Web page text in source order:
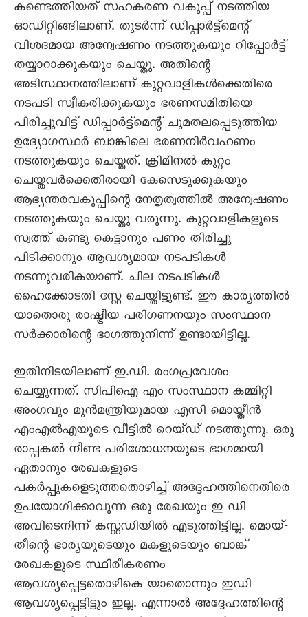
കണ്ടെത്തിയത് സഹകരണ വകുപ്പ് നടത്തിയ
ഓഡിറ്റിങ്ങിലാണ്. തുടർന്ന് ഡിപ്പാർട്ട്മെന്റ്
വിശദമായ അന്വേഷണം നടത്തുകയും റിപ്പോർട്ട്
തയ്യാറാക്കുകയും ചെയ്തു. അതിന്റെ
അടിസ്ഥാനത്തിലാണ് കുറ്റവാളികൾക്കെതിരെ
നടപടി സ്വീകരിക്കുകയും ഭരണസമിതിയെ
പിരിച്ചുവിട്ട് ഡിപ്പാർട്ട്മെന്റ് ചുമതലപ്പെടുത്തിയ
ഉദ്യോഗസ്ഥർ ബാങ്കിലെ ഭരണനിർവഹണം
നടത്തുകയും ചെയ്തത്. ക്രിമിനൽ കുറ്റം
ചെയ്തവർക്കെതിരായി കേസെടുക്കുകയും
ആഭ്യന്തരവകുപ്പിന്റെ നേതൃത്വത്തിൽ അന്വേഷണം
നടത്തുകയും ചെയ്തു വരുന്നു. കുറ്റവാളികളുടെ
സ്വത്ത് കണ്ടു കെട്ടാനും പണം തിരിച്ചു
പിടിക്കാനും ആവശ്യമായ നടപടികൾ
നടന്നുവരികയാണ്. ചില നടപടികൾ
ഹൈക്കോടതി സ്റ്റേ ചെയ്തിട്ടുണ്ട്. ഈ കാര്യത്തിൽ
യാതൊരു രാഷ്ട്രീയ പരിഗണനയും സംസ്ഥാന
സർക്കാരിന്റെ ഭാഗത്തുനിന്ന് ഉണ്ടായിട്ടില്ല.
ഇതിനിടയിലാണ് ഇ.ഡി. രംഗപ്രവേശം
ചെയ്യുന്നത്. സിപിഐ എം സംസ്ഥാന കമ്മിറ്റി
അംഗവും മുൻമന്ത്രിയുമായ എസി മൊയ്തീൻ
എംഎൽഎയുടെ വീട്ടിൽ റെയ്ഡ് നടത്തുന്നു. ഒരു
രാപ്പകൽ നീണ്ട പരിശോധനയുടെ ഭാഗമായി
ഏതാനും രേഖകളുടെ
പകർപ്പുകളെടുത്തതൊഴിച്ച് അദ്ദേഹത്തിനെതിരെ
ഉപയോഗിക്കാവുന്ന ഒരു രേഖയും ഇ ഡി
അവിടെനിന്ന് കസ്റ്റഡിയിൽ എടുത്തിട്ടില്ല. മൊയ്-
തീന്റെ ഭാര്യയുടെയും മകളുടെയും ബാങ്ക്
രേഖകളുടെ സ്ഥിരീകരണം
ആവശ്യപ്പെട്ടതൊഴികെ യാതൊന്നും ഇഡി
ആവശ്യപ്പെട്ടിട്ടും ഇല്ല. എന്നാൽ അദ്ദേഹത്തിന്റെ